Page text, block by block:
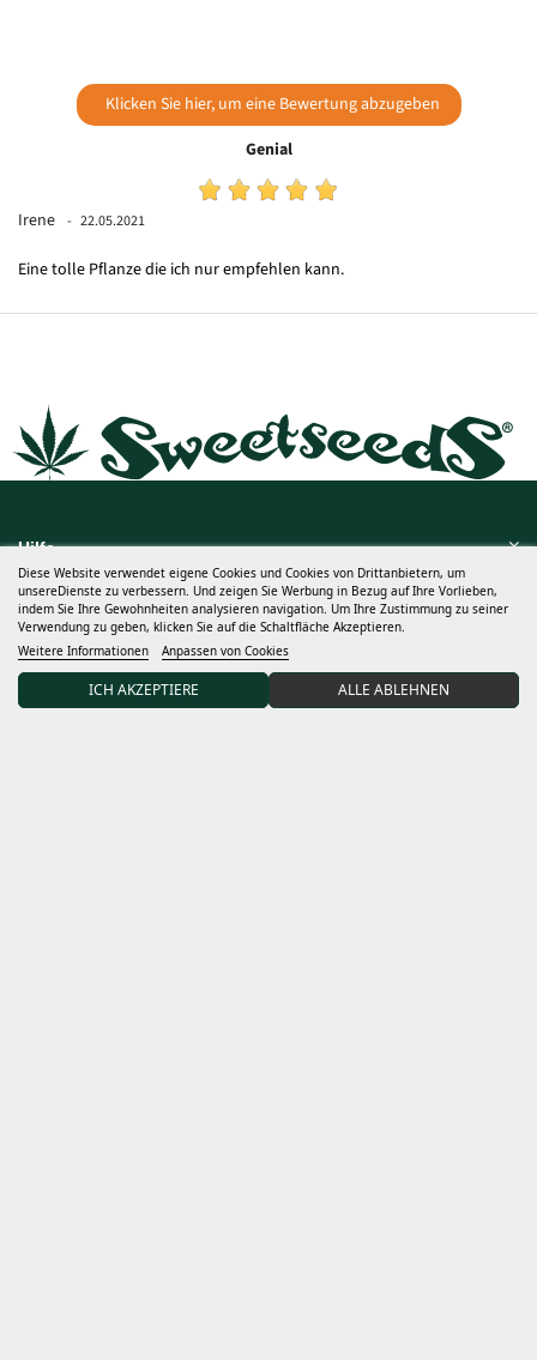
Klicken Sie hier, um eine Bewertung abzugeben
Genial
22.05.2021
Irene
Eine tolle Pflanze die ich nur empfehlen kann.
Hilfe
Viel mehr
Mein Konto
Geschäftsbedingungen
Diese Website verwendet eigene Cookies und Cookies von Drittanbietern, um
unsereDienste zu verbessern. Und zeigen Sie Werbung in Bezug auf Ihre Vorlieben,
indem Sie Ihre Gewohnheiten analysieren navigation. Um Ihre Zustimmung zu seiner
Verwendung zu geben, klicken Sie auf die Schaltfläche Akzeptieren.
Weitere Informationen
Anpassen von Cookies
ALLE ABLEHNEN
ICH AKZEPTIERE